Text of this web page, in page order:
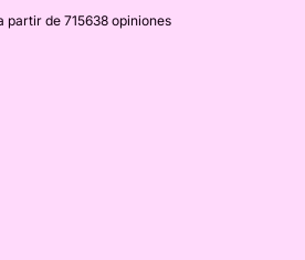
partir de 715638 opiniones